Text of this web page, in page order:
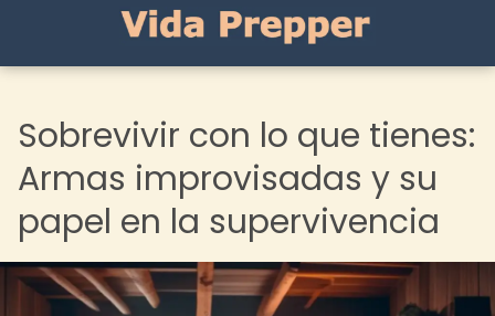
Sobrevivir con lo que tienes:
Armas improvisadas y su
papel en la supervivencia